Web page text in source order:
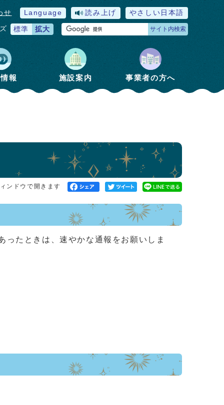
せ Language 読み上げ やさしい日本語
標準 拡大 サイト内検索
報 施設案内 事業者の方へ
ンドウで開きます
たときは、速やかな通報をお願いしま